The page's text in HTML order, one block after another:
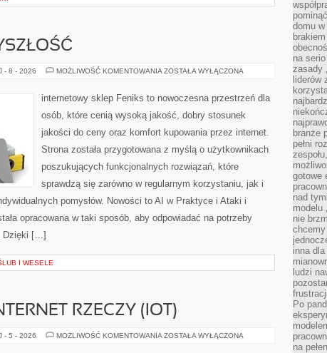
- 8 - 2026 MOŻLIWOŚĆ KOMENTOWANIA TRENDY
ZOSTAŁA WYŁĄCZONA
internetowy sklep Feniks to nowoczesna przestrzeń dla
osób, które cenią wysoką jakość, dobry stosunek
jakości do ceny oraz komfort kupowania przez internet.
Strona została przygotowana z myślą o użytkownikach
poszukujących funkcjonalnych rozwiązań, które
sprawdzą się zarówno w regularnym korzystaniu, jak i
pomysłów. Nowości to AI w Praktyce i Ataki i
opracowana w taki sposób, aby odpowiadać na potrzeby
Dzięki […]
I WESELE
RZECZY (IOT)
- 5 - 2026 MOŻLIWOŚĆ KOMENTOWANIA ŁĄCZNOŚĆ
ZOSTAŁA WYŁĄCZONA
domu
na
zasady
liderów
branże
pełni
gotowe
nad
modelu
nie
inna
ludzi
Po
na